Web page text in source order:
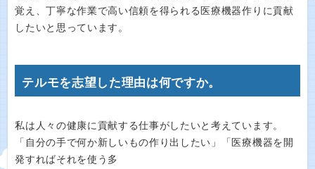
覚え、丁寧な作業で高い信頼を得られる医療機器作りに貢献
したいと思っています。
テルモを志望した理由は何ですか。
私は人々の健康に貢献する仕事がしたいと考えています。
「自分の手で何か新しいもの作り出したい」「医療機器を開
発すればそれを使う多